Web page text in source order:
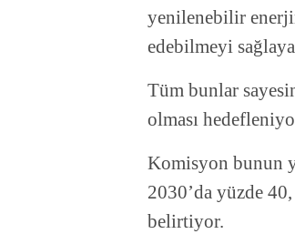
yenilenebilir
edebilmeyi
Tüm bunlar
olması
Komisyon bunun
2030’da yüzde
belirtiyor.